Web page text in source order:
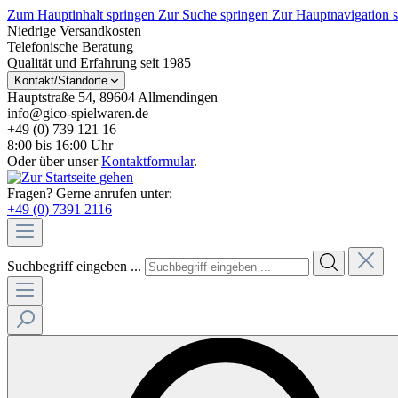
Zum Hauptinhalt springen Zur Suche springen Zur Hauptnavigation
Niedrige Versandkosten
Telefonische Beratung
Qualität und Erfahrung seit 1985
Kontakt/Standorte
Hauptstraße 54, 89604 Allmendingen
info@gico-spielwaren.de
+49 (0) 739 121 16
8:00 bis 16:00 Uhr
Oder über unserKontaktformular.
Fragen? Gerne anrufen unter:
+49 (0) 7391 2116
Suchbegriff eingeben ...